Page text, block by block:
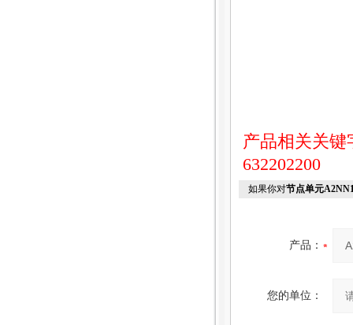
产品相关关
632202200
如果你对节点单元
产品：
您的单位：